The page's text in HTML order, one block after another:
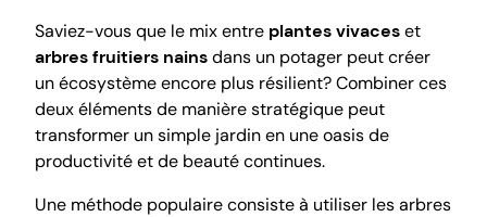
Saviez-vous que le mix entre plantes vivaceset
arbres fruitiers nainsdans un potager peut créer
un écosystème encore plus résilient? Combiner ces
deux éléments de manière stratégique peut
transformer un simple jardin en une oasis de
productivité et de beauté continues.
Une méthode populaire consiste à utiliser les arbres